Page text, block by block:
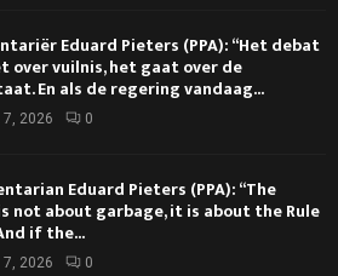
Eduard Pieters (PPA): “Het debat
over vuilnis, het gaat over de
En als de regering vandaag...
2026 0
Eduard Pieters (PPA): “The
not about garbage, it is about the Rule
if the...
2026 0